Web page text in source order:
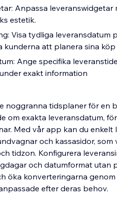
Anpassa
estetik.
Visa tydliga leveransdatum
kunderna att planera sina
Ange specifika
exakt information
noggranna tidsplaner för en
om exakta leveransdatum,
Med vår app kan du
och kassasidor,
tidzon. Konfigurera
och datumformat utan
öka konverteringarna
efter deras behov.